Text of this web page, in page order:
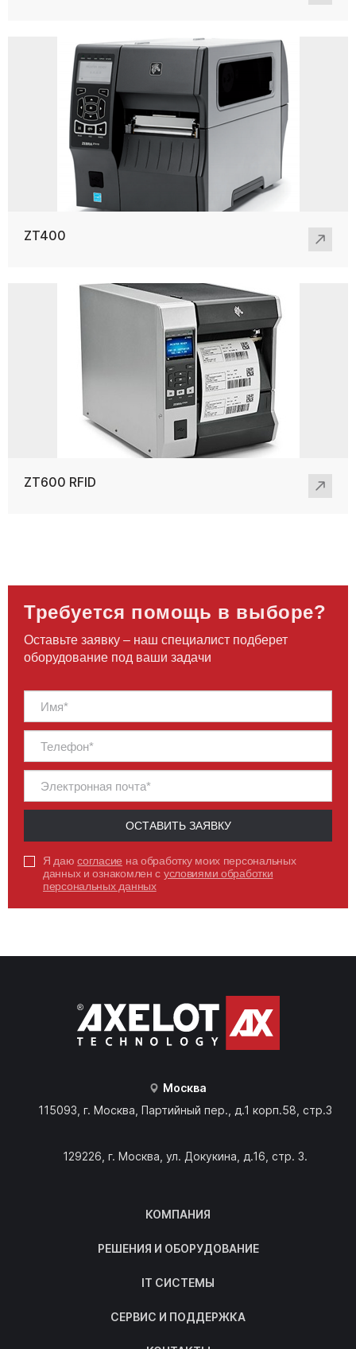
ZT400
ZT600 RFID
Требуется помощь в выборе?
Оставьте заявку – наш специалист подберет
оборудование под ваши задачи
ОСТАВИТЬ ЗАЯВКУ
Я даюсогласие на обработку моих персональных
данных и ознакомлен с условиями обработки
персональных данных
Москва
115093, г. Москва, Партийный пер., д.1 корп.58, стр.3
129226, г. Москва, ул. Докукина, д.16, стр. 3.
КОМПАНИЯ
РЕШЕНИЯ И ОБОРУДОВАНИЕ
IT СИСТЕМЫ
СЕРВИС И ПОДДЕРЖКА